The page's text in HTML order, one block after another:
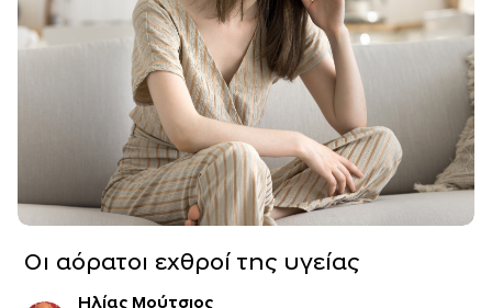
Οι αόρατοι εχθροί της υγείας
Ηλίας Μούτσιος